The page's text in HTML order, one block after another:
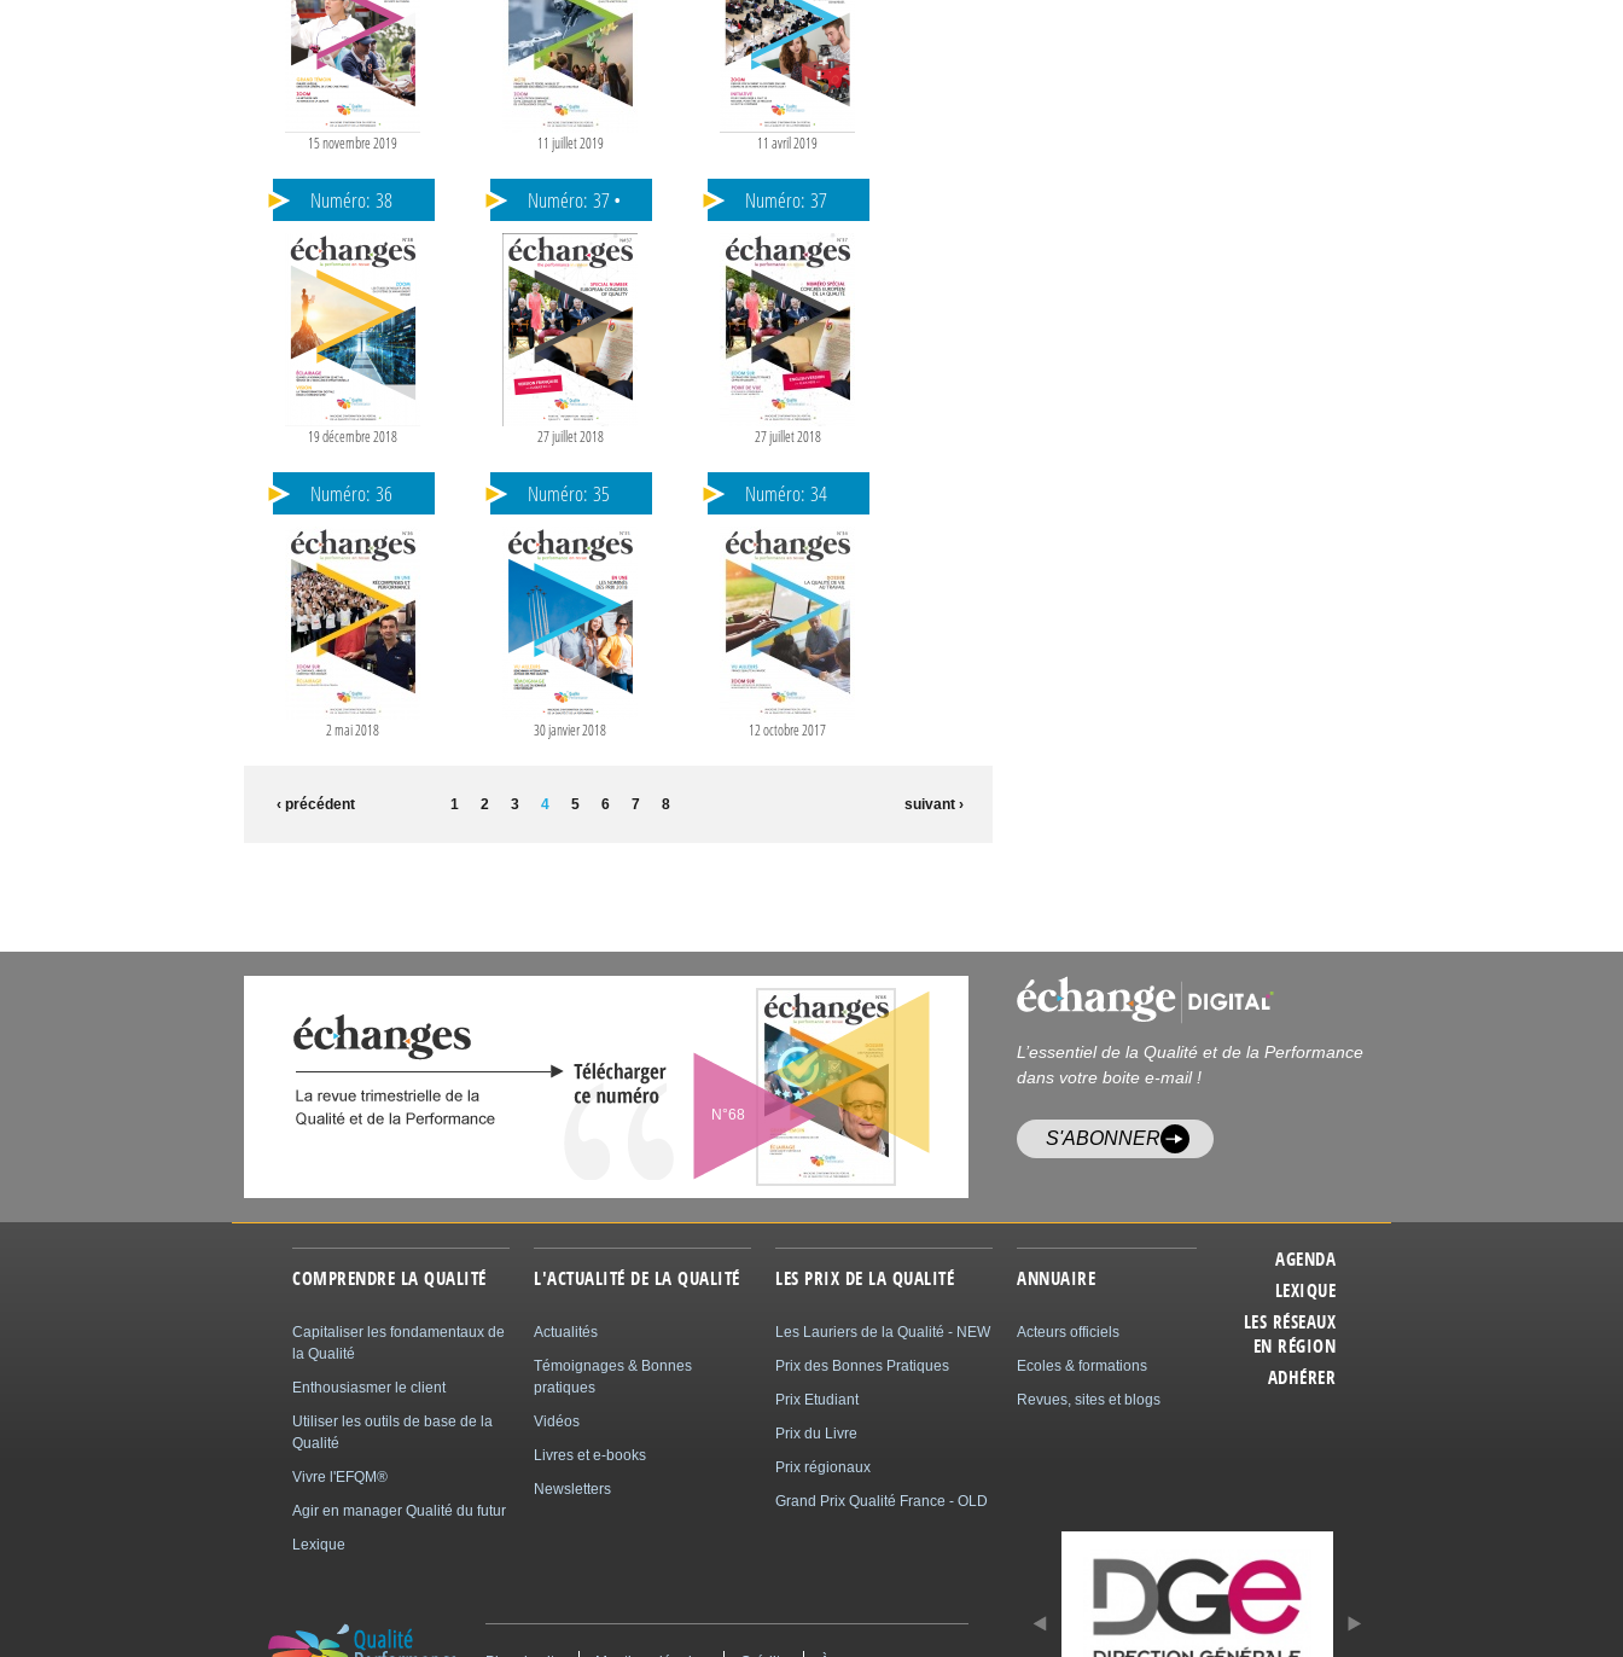
15 novembre 2019 11 juillet 2019 11 avril 2019
Numéro: 38
19 décembre 2018
Numéro: 37 •
ANGLAIS
27 juillet 2018
Numéro: 37
27 juillet 2018
Numéro: 36
2 mai 2018
Numéro: 35
30 janvier 2018
Numéro: 34
12 octobre 2017
‹ précédent 1 2 3 4 5 6 7 8 suivant ›
N°68
L’essentiel de la Qualité et de la Performance
dans votre boite e-mail !
S'ABONNER
COMPRENDRE LA QUALITÉ
Capitaliser les fondamentaux de
la Qualité
Enthousiasmer le client
Utiliser les outils de base de la
Qualité
Vivre l'EFQM®
Agir en manager Qualité du futur
Lexique
L'ACTUALITÉ DE LA QUALITÉ
Actualités
Témoignages & Bonnes
pratiques
Vidéos
Livres et e-books
Newsletters
LES PRIX DE LA QUALITÉ
Les Lauriers de la Qualité - NEW
Prix des Bonnes Pratiques
Prix Etudiant
Prix du Livre
Prix régionaux
Grand Prix Qualité France - OLD
ANNUAIRE
Acteurs officiels
Ecoles & formations
Revues, sites et blogs
AGENDA
LEXIQUE
LES RÉSEAUX
EN RÉGION
ADHÉRER